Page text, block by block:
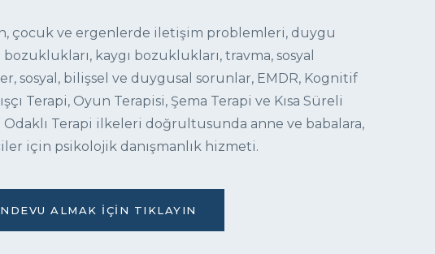
çocuk ve ergenlerde iletişim problemleri, duygu
kaygı bozuklukları, travma, sosyal
sosyal, bilişsel ve duygusal sorunlar, EMDR, Kognitif
Terapi, Oyun Terapisi, Şema Terapi ve Kısa Süreli
Odaklı Terapi ilkeleri doğrultusunda anne ve babalara,
için psikolojik danışmanlık hizmeti.
ALMAK İÇIN TIKLAYIN